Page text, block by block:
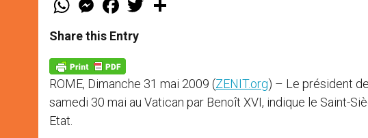
t
s
p
p
e
s
e
g
e
r
a
e
b
k
w
Share this Entry
ROME, Dimanche 31 mai 2009 (ZENIT.org) – Le président
samedi 30 mai au Vatican par Benoît XVI, indique le Saint-
Etat.